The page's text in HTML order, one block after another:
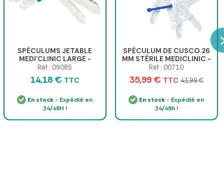
SPÉCULUMS JETABLE
MEDI'CLINIC LARGE -
BOITE DE 25
Réf : 09085
14,18 € TTC
En stock - Expédié en
24/48H !
SPÉCULUM DE CUSCO 26
MM STÉRILE MEDICLINIC -
colis de 120
Réf : 00710
35,99 € TTC 41,99 €
En stock - Expédié en
24/48h !